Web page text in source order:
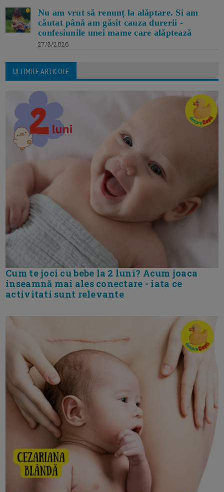
Nu am vrut să renunț la alăptare. Si am
căutat până am găsit cauza durerii -
confesiunile unei mame care alăptează
27/3/2026
ULTIMILE ARTICOLE
Cum te joci cu bebe la 2 luni? Acum joaca
inseamnă mai ales conectare - iata ce
activitati sunt relevante